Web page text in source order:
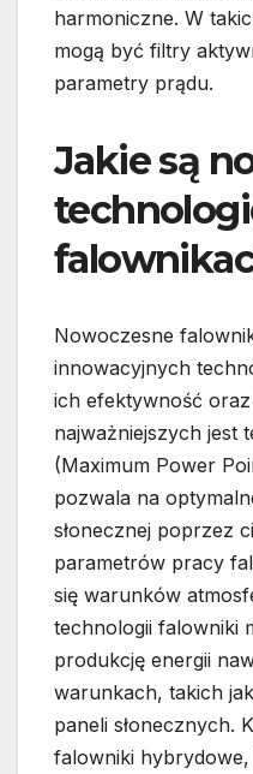
harmoniczne. W
mogą być filtry
parametry prądu.
Jakie są
Nowoczesne
innowacyjnych
ich efektywność
najważniejszych jest
(Maximum Power
pozwala na
słonecznej poprzez
parametrów pracy
się warunków
technologii falowniki
produkcję energii
warunkach, takich
paneli słonecznych.
falowniki